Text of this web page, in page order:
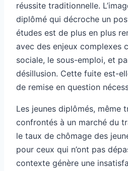
réussite traditionnelle.
diplômé qui décroche un
études est de plus en plus
avec des enjeux complexes
sociale, le sous-emploi, et
désillusion. Cette fuite est-
de remise en question
Les jeunes diplômés, même
confrontés à un marché du
le taux de chômage des
pour ceux qui n’ont pas
contexte génère une